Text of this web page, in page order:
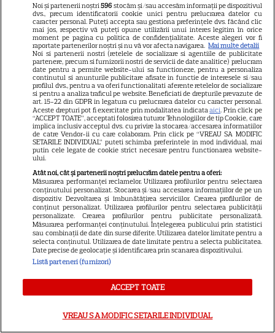
14
despre viața sa. Filmul are 232
de minute
3
VEDETE STRĂINE
Marvel are un nou Black
Panther. David Jonsson preia
moștenirea lui Chadwick
Boseman
7
Ryan Gosling este noul Ghost
Rider din Universul Marvel.
Anunțul făcut la Comic-Con i-
a entuziasmat pe fani
DISNEY PLUS
„Diavolul se îmbracă de la
Prada 2” s-a lansat pe Disney+.
Meryl Streep și Anne
Hathaway revin la revista
Noi și partenerii noștri596 stocăm și/sau accesăm informații pe dispozitivul
dvs., precum identificatorii cookie unici pentru prelucrarea datelor cu
caracter personal. Puteți accepta sau gestiona preferințele dvs. făcând clic
mai jos, respectiv vă puteți opune utilizării unui interes legitim în orice
moment pe pagina cu politica de confidențialitate. Aceste alegeri vor fi
raportate partenerilor noștri și nu vă vor afecta navigarea. Mai multe detalii
Noi si partenerii nostri (retelele de socializare si agentiile de publicitate
partenere, precum si furnizorii nostri de servicii de date analitice) prelucram
date pentru a permite website-ului sa functioneze, pentru a personaliza
continutul si anunturile publicitare afisate in functie de interesele si/sau
profilul dvs., pentru a va oferi functionalitati aferente retelelor de socializare
si pentru a analiza traficul pe website. Beneficiati de drepturile prevazute de
art. 15-22 din GDPR in legatura cu prelucrarea datelor cu caracter personal.
Aceste drepturi pot fi exercitate prin modalitatea indicataaici. Prin click pe
“ACCEPT TOATE”, acceptati folosirea tuturor Tehnologiilor de tip Cookie, care
implica inclusiv acceptul dvs. cu privire la stocarea/accesarea informatiilor
de catre Vendor-ii cu care colaboram. Prin click pe “VREAU SA MODIFIC
SETARILE INDIVIDUAL” puteti schimba preferintele in mod individual, mai
putin cele legate de cookie strict necesare pentru functionarea website-
ului.
Atât noi, cât și partenerii noștri prelucrăm datele pentru a oferi:
Măsurarea performanței reclamelor. Utilizarea profilurilor pentru selectarea
conținutului personalizat. Stocarea și/sau accesarea informațiilor de pe un
dispozitiv. Dezvoltarea și îmbunătățirea serviciilor. Crearea profilurilor de
conținut personalizat. Utilizarea profilurilor pentru selectarea publicității
personalizate. Crearea profilurilor pentru publicitate personalizată.
Măsurarea performanței conținutului. Înțelegerea publicului prin statistici
sau combinații de date din surse diferite. Utilizarea datelor limitate pentru a
selecta conținutul. Utilizarea de date limitate pentru a selecta publicitatea.
Date precise de geolocație și identificarea prin scanarea dispozitivului.
Listă parteneri (furnizori)
ACCEPT TOATE
VREAU SA MODIFIC SETARILE INDIVIDUAL